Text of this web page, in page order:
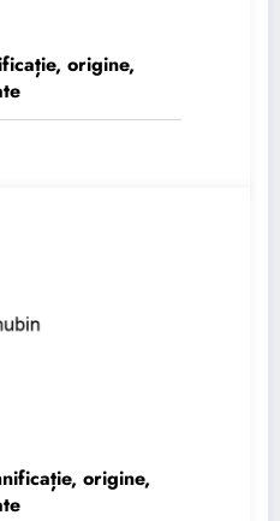
origine,
origine,